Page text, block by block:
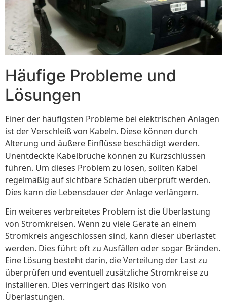
Häufige Probleme und
Lösungen
Einer der häufigsten Probleme bei elektrischen Anlagen
ist der Verschleiß von Kabeln. Diese können durch
Alterung und äußere Einflüsse beschädigt werden.
Unentdeckte Kabelbrüche können zu Kurzschlüssen
führen. Um dieses Problem zu lösen, sollten Kabel
regelmäßig auf sichtbare Schäden überprüft werden.
Dies kann die Lebensdauer der Anlage verlängern.
Ein weiteres verbreitetes Problem ist die Überlastung
von Stromkreisen. Wenn zu viele Geräte an einem
Stromkreis angeschlossen sind, kann dieser überlastet
werden. Dies führt oft zu Ausfällen oder sogar Bränden.
Eine Lösung besteht darin, die Verteilung der Last zu
überprüfen und eventuell zusätzliche Stromkreise zu
installieren. Dies verringert das Risiko von
Überlastungen.